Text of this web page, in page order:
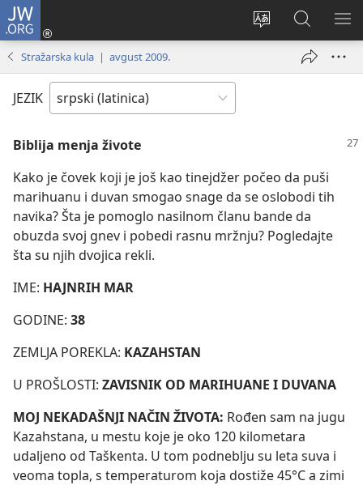
JW.ORG
Promeni
Prijava
(otvara
Pretraga
sajta
JW.ORG
Stražarska kula | avgust 2009.
JEZIK
Biblija menja živote
Kako je čovek koji je još kao tinejdžer počeo da puši
marihuanu i duvan smogao snage da se oslobodi tih
navika? Šta je pomoglo nasilnom članu bande da
obuzda svoj gnev i pobedi rasnu mržnju? Pogledajte
šta su njih dvojica rekli.
IME: HAJNRIH MAR
GODINE: 38
ZEMLJA POREKLA: KAZAHSTAN
U PROŠLOSTI: ZAVISNIK OD MARIHUANE I DUVANA
MOJ NEKADAŠNJI NAČIN ŽIVOTA: Rođen sam na jugu
Kazahstana, u mestu koje je oko 120 kilometara
udaljeno od Taškenta. U tom podneblju su leta suva i
veoma topla, s temperaturom koja dostiže 45°C a zimi